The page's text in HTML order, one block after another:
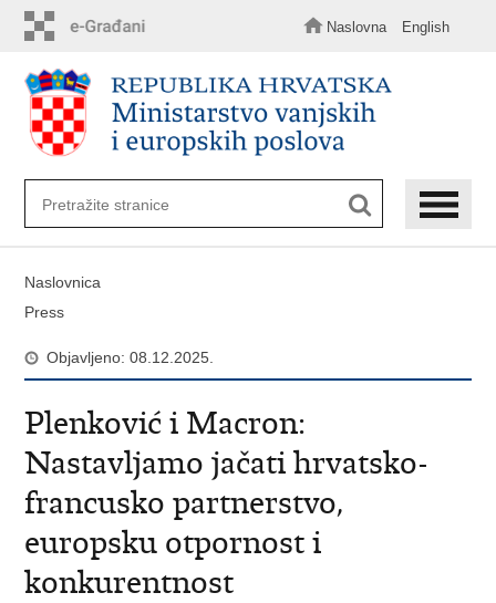
sadržaj
Naslovna English
Naslovnica
Press
Objavljeno: 08.12.2025.
Plenković i Macron:
Nastavljamo jačati hrvatsko-
francusko partnerstvo,
europsku otpornost i
konkurentnost